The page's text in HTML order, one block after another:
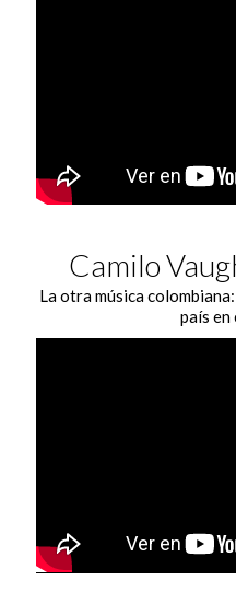
Camilo
La otra música
país en